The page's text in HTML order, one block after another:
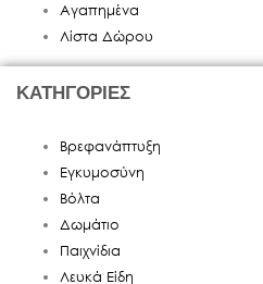
Αγαπημένα
Λίστα Δώρου
ΚΑΤΗΓΟΡΙΕΣ
Βρεφανάπτυξη
Εγκυμοσύνη
Βόλτα
Δωμάτιο
Παιχνίδια
Λευκά Είδη